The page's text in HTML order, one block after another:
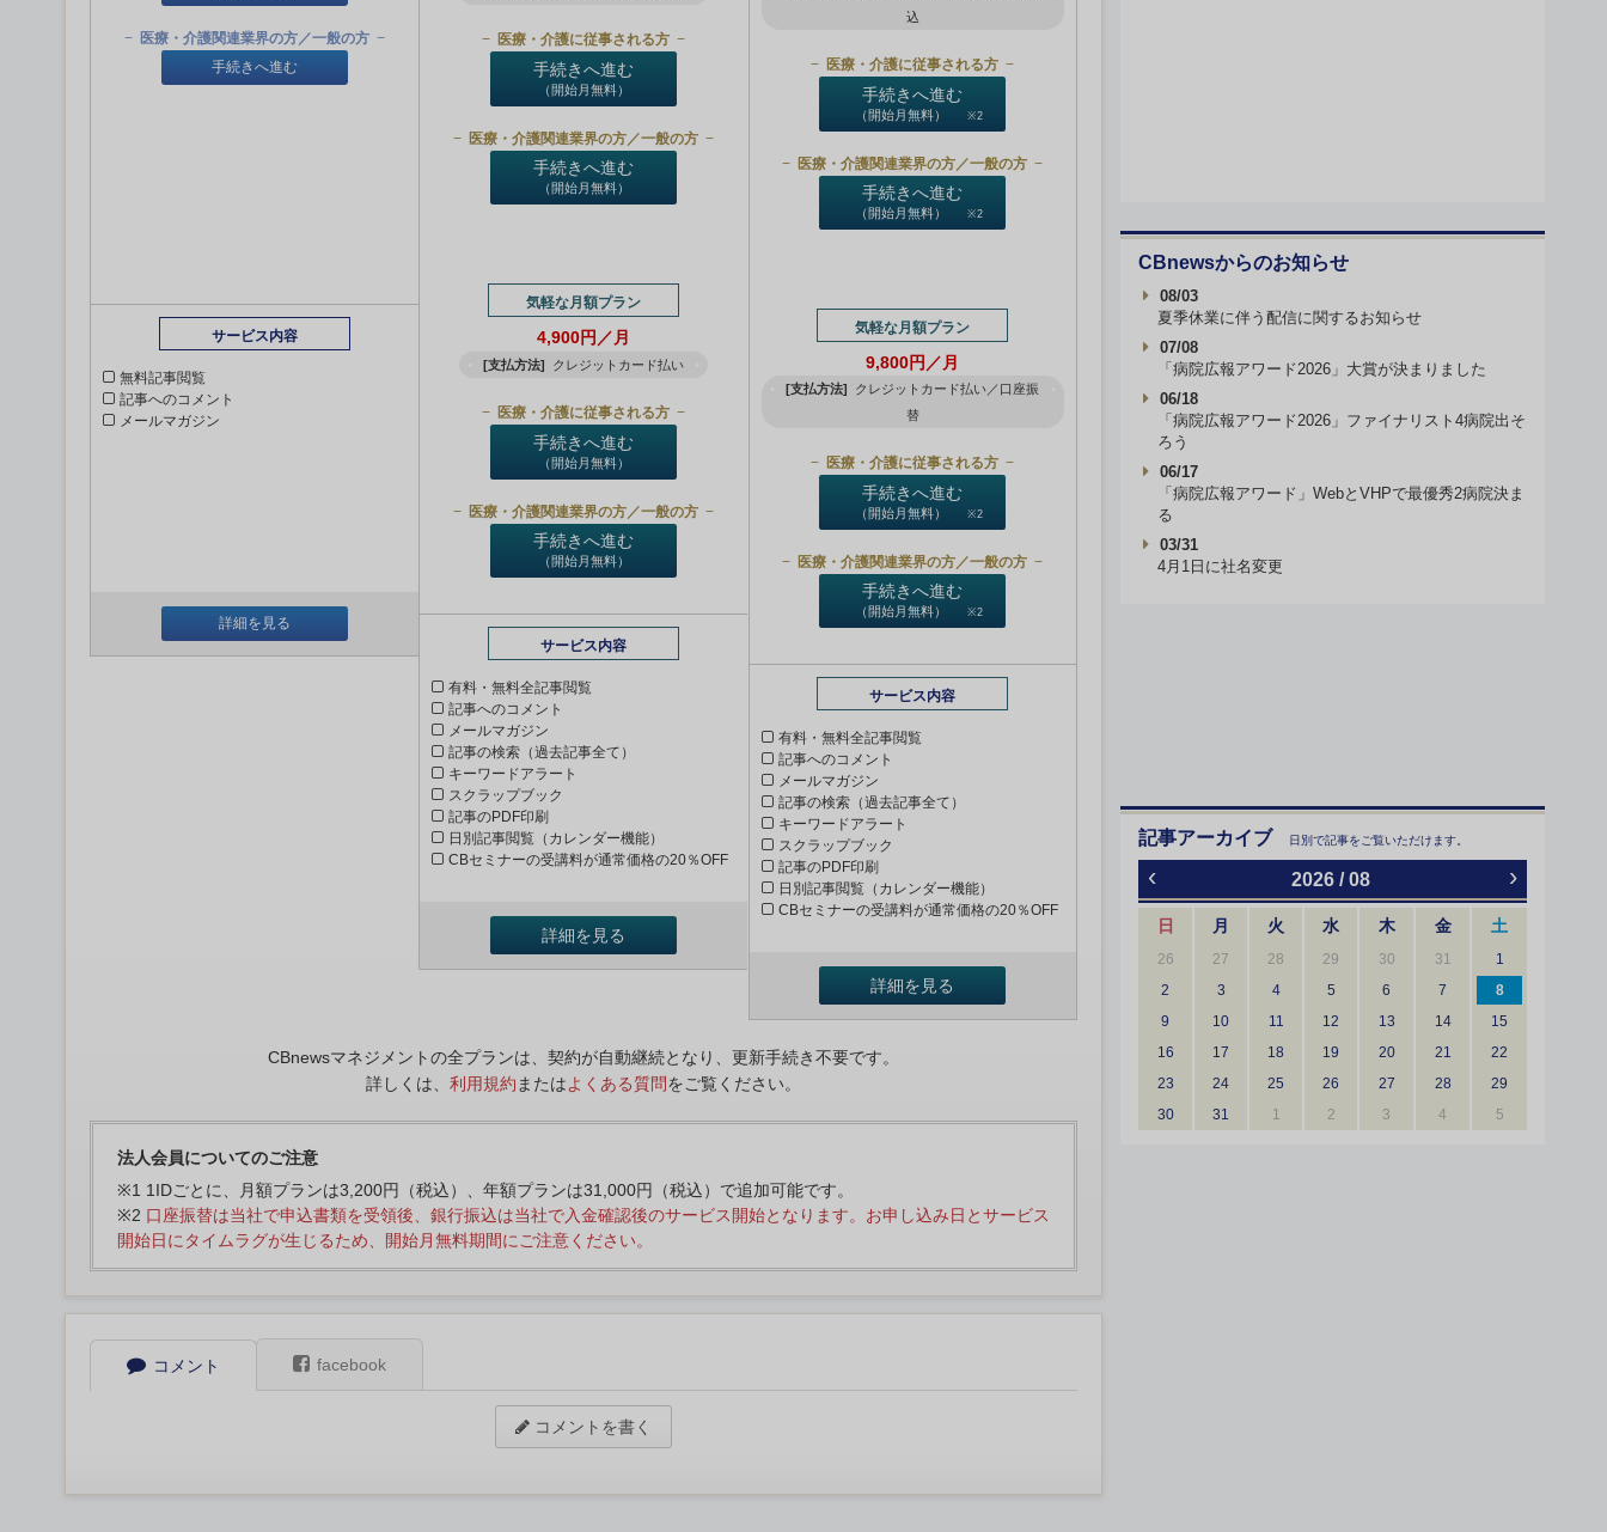
医療・介護関連業界の方／一般の方
手続きへ進む
サービス内容
無料記事閲覧
記事へのコメント
メールマガジン
詳細を見る
医療・介護に従事される方
手続きへ進む
（開始月無料）
医療・介護関連業界の方／一般の方
手続きへ進む
（開始月無料）
気軽な月額プラン
4,900円／月
[支払方法] クレジットカード払い
医療・介護に従事される方
手続きへ進む
（開始月無料）
医療・介護関連業界の方／一般の方
手続きへ進む
（開始月無料）
サービス内容
有料・無料全記事閲覧
記事へのコメント
メールマガジン
記事の検索（過去記事全て）
キーワードアラート
スクラップブック
記事のPDF印刷
日別記事閲覧（カレンダー機能）
CBセミナーの受講料が通常価格の20％OFF
詳細を見る
込
医療・介護に従事される方
手続きへ進む
（開始月無料） ※2
医療・介護関連業界の方／一般の方
手続きへ進む
（開始月無料） ※2
気軽な月額プラン
9,800円／月
[支払方法]
クレジットカード払い／口座振
替
医療・介護に従事される方
手続きへ進む
（開始月無料） ※2
医療・介護関連業界の方／一般の方
手続きへ進む
（開始月無料） ※2
サービス内容
有料・無料全記事閲覧
記事へのコメント
メールマガジン
記事の検索（過去記事全て）
キーワードアラート
スクラップブック
記事のPDF印刷
日別記事閲覧（カレンダー機能）
CBセミナーの受講料が通常価格の20％OFF
詳細を見る
CBnewsマネジメントの全プランは、契約が自動継続となり、更新手続き不要です。
詳しくは、 利用規約 またはよくある質問をご覧ください。
法人会員についてのご注意
※1 1IDごとに、月額プランは3,200円（税込）、年額プランは31,000円（税込）で追加可能です。
※2 口座振替は当社で申込書類を受領後、銀行振込は当社で入金確認後のサービス開始となります。お申し込み日とサービス
開始日にタイムラグが生じるため、開始月無料期間にご注意ください。
コメント facebook
コメントを書く
CBnewsからのお知らせ
08/03
夏季休業に伴う配信に関するお知らせ
07/08
「病院広報アワード2026」大賞が決まりました
06/18
「病院広報アワード2026」ファイナリスト4病院出そ
ろう
06/17
「病院広報アワード」WebとVHPで最優秀2病院決ま
る
03/31
4月1日に社名変更
記事アーカイブ 日別で記事をご覧いただけます。
‹ 2026 / 08 ›
日 月 火 水 木 金 土
26 27 28 29 30 31
1
2
3 4 5 6 7
8
9
10 11 12 13 14
15
16
17 18 19 20 21
22
23
24 25 26 27 28
29
30
31 1 2 3 4 5